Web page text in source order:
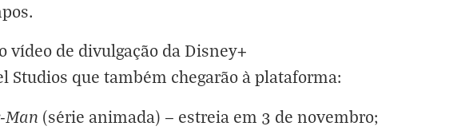
de divulgação da Disney+
Studios que também chegarão à plataforma:
Man (série animada) — estreia em 3 de novembro;